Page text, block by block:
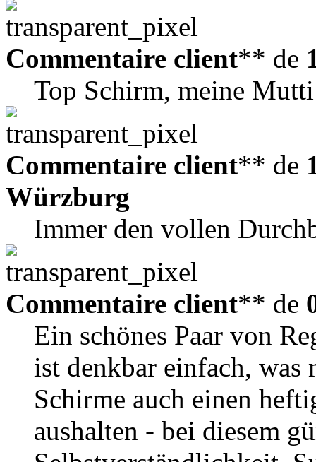
Commentaire client** de
Top Schirm, meine
Commentaire client** de
Würzburg
Immer den vollen
Commentaire client** de
Ein schönes Paar von
ist denkbar einfach, was
Schirme auch einen
aushalten - bei diesem